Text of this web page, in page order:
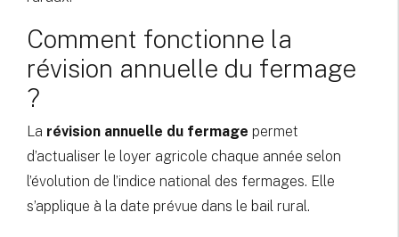
Comment fonctionne la
révision annuelle du fermage
?
La révision annuelle du fermage permet
d’actualiser le loyer agricole chaque année selon
l’évolution de l’indice national des fermages. Elle
s’applique à la date prévue dans le bail rural.